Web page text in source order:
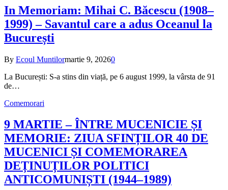
In Memoriam: Mihai C. Băcescu (1908–
1999) – Savantul care a adus Oceanul la
București
By Ecoul Muntilormartie 9, 20260
La București: S-a stins din viață, pe 6 august 1999, la vârsta de 91
de…
Comemorari
9 MARTIE – ÎNTRE MUCENICIE ȘI
MEMORIE: ZIUA SFINȚILOR 40 DE
MUCENICI ȘI COMEMORAREA
DEȚINUȚILOR POLITICI
ANTICOMUNIȘTI (1944–1989)